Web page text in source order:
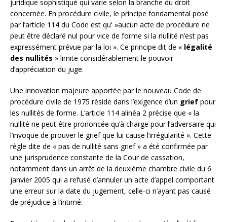
juridique sophistiqué qui varie selon la branche du droit
concernée. En procédure civile, le principe fondamental posé
par l’article 114 du Code est qu' »aucun acte de procédure ne
peut être déclaré nul pour vice de forme si la nullité n’est pas
expressément prévue par la loi ». Ce principe dit de « légalité
des nullités » limite considérablement le pouvoir
d’appréciation du juge.
Une innovation majeure apportée par le nouveau Code de
procédure civile de 1975 réside dans l’exigence d’un grief pour
les nullités de forme. L’article 114 alinéa 2 précise que « la
nullité ne peut être prononcée qu’à charge pour l’adversaire qui
l’invoque de prouver le grief que lui cause l’irrégularité ». Cette
règle dite de « pas de nullité sans grief » a été confirmée par
une jurisprudence constante de la Cour de cassation,
notamment dans un arrêt de la deuxième chambre civile du 6
janvier 2005 qui a refusé d’annuler un acte d’appel comportant
une erreur sur la date du jugement, celle-ci n’ayant pas causé
de préjudice à l’intimé.